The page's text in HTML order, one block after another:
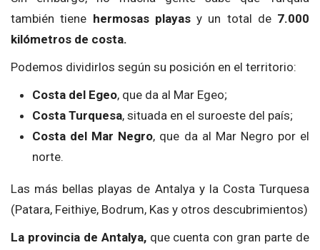
también tiene hermosas playasy un total de 7.000
kilómetros de costa.
Podemos dividirlos según su posición en el territorio:
Costa del Egeo, que da al Mar Egeo;
Costa Turquesa, situada en el suroeste del país;
Costa del Mar Negro, que da al Mar Negro por el
norte.
Las más bellas playas de Antalya y la Costa Turquesa
(Patara, Feithiye, Bodrum, Kas y otros descubrimientos)
La provincia de Antalya, que cuenta con gran parte de